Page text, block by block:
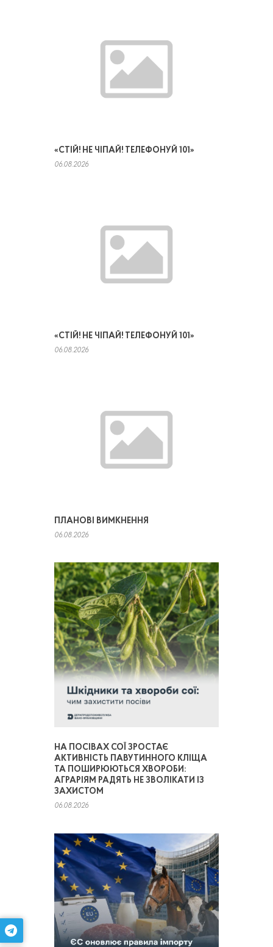
«СТІЙ! НЕ ЧІПАЙ! ТЕЛЕФОНУЙ 101»
06.08.2026
«СТІЙ! НЕ ЧІПАЙ! ТЕЛЕФОНУЙ 101»
06.08.2026
ПЛАНОВІ ВИМКНЕННЯ
06.08.2026
НА ПОСІВАХ СОЇ ЗРОСТАЄ
АКТИВНІСТЬ ПАВУТИННОГО КЛІЩА
ТА ПОШИРЮЮТЬСЯ ХВОРОБИ:
АГРАРІЯМ РАДЯТЬ НЕ ЗВОЛІКАТИ ІЗ
ЗАХИСТОМ
06.08.2026